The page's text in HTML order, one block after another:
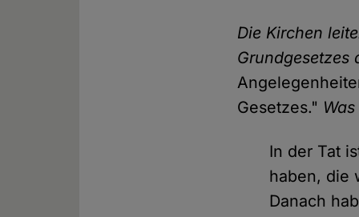
Die Kirchen
Grundgesetzes
Gesetzes."
In der Tat
haben, die
Danach